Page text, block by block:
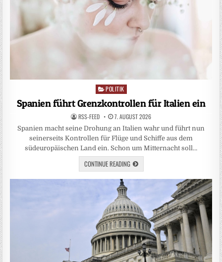
Posted
POLITIK
Spanien führt Grenzkontrollen für Italien ein
RSS-FEED 7. AUGUST 2026
Spanien macht seine Drohung an Italien wahr und führt nun
seinerseits Kontrollen für Flüge und Schiffe aus dem
südeuropäischen Land ein. Schon um Mitternacht soll…
CONTINUE READING